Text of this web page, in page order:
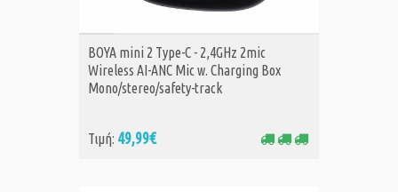
ΑΓΟΡΑ
BOYA mini 2 Type-C - 2,4GHz 2mic
Wireless AI-ANC Mic w. Charging Box
Mono/stereo/safety-track
Τιμή: 49,99€